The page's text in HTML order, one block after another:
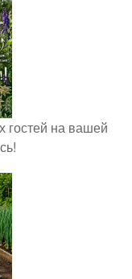
на вашей